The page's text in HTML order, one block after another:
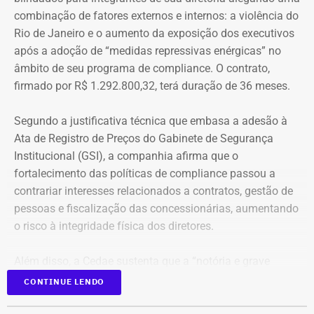
Aumento de gastos com viagens ao
exterior
Entre janeiro de 2022 e 14 de julho de 2026, a base
estadual registrou R$ 84,13 milhões em pagamentos
relacionados a diárias. Desse total, R$ 69,45 milhões
foram contabilizados como deslocamentos dentro do
país e R$ 14,68 milhões como viagens ao exterior.
O aumento dos gastos acompanha o crescimento no
número de viagens: em 2025, o governo autorizou quase
21 mil diárias, frente às cerca de 15 mil registradas no
A alta nas despesas também reflete o aumento das
missões oficiais ao exterior. Além de crescerem em
combinação de fatores externos e internos: a violência do
Rio de Janeiro e o aumento da exposição dos executivos
após a adoção de “medidas repressivas enérgicas” no
âmbito de seu programa de compliance. O contrato,
firmado por R$ 1.292.800,32, terá duração de 36 meses.
Segundo a justificativa técnica que embasa a adesão à
Ata de Registro de Preços do Gabinete de Segurança
Institucional (GSI), a companhia afirma que o
fortalecimento das políticas de compliance passou a
contrariar interesses relacionados a contratos, gestão de
pessoas e fiscalização das concessionárias, aumentando
o risco à integridade física dos diretores.
insegurança pública” no estado, especialmente no
município do Rio de Janeiro e na Baixada Fluminense,
CONTINUE LENDO